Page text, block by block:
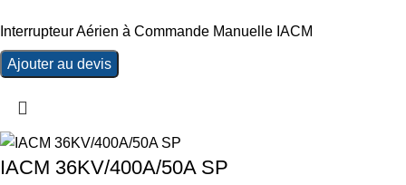
Interrupteur Aérien à Commande Manuelle IACM
Ajouter au devis
IACM 36KV/400A/50A SP